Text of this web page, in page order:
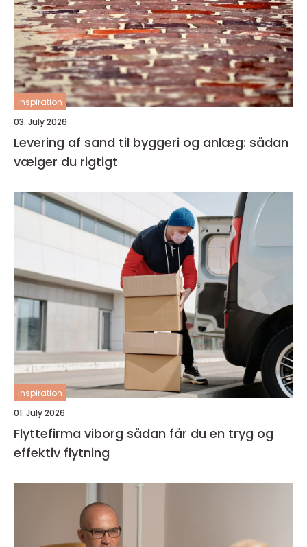
inspiration
03. July 2026
Levering af sand til byggeri og anlæg: sådan
vælger du rigtigt
inspiration
01. July 2026
Flyttefirma viborg sådan får du en tryg og
effektiv flytning